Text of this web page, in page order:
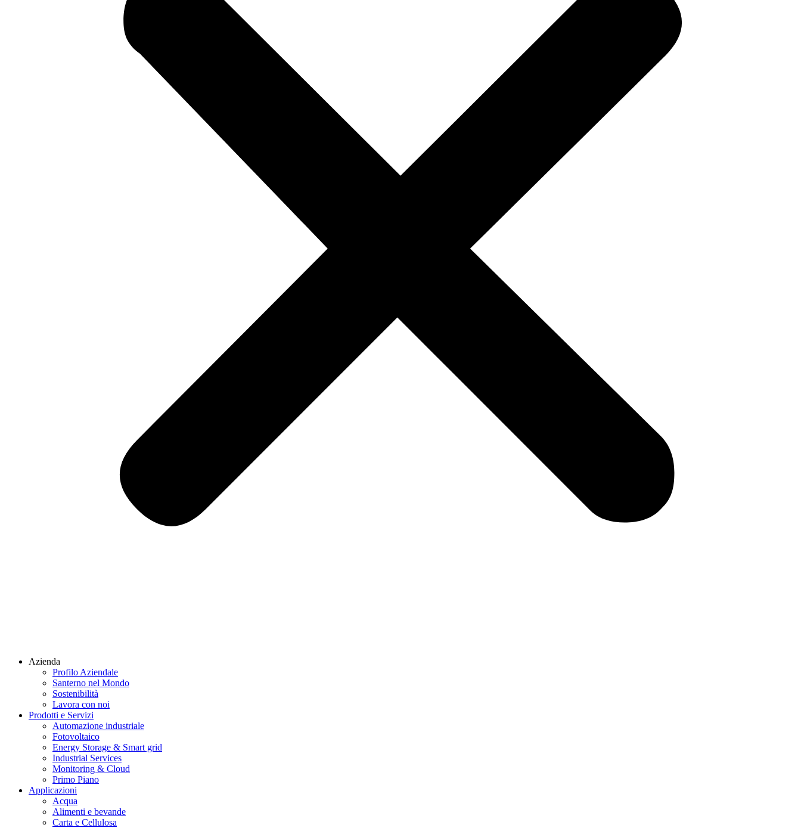
Azienda
Profilo Aziendale
Santerno nel Mondo
Sostenibilità
Lavora con noi
Prodotti e Servizi
Automazione industriale
Fotovoltaico
Energy Storage & Smart grid
Industrial Services
Monitoring & Cloud
Primo Piano
Applicazioni
Acqua
Alimenti e bevande
Carta e Cellulosa